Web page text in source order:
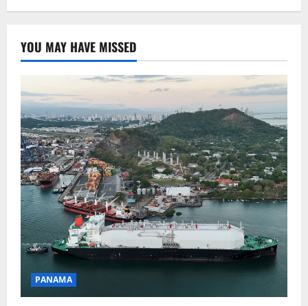
YOU MAY HAVE MISSED
PANAMA